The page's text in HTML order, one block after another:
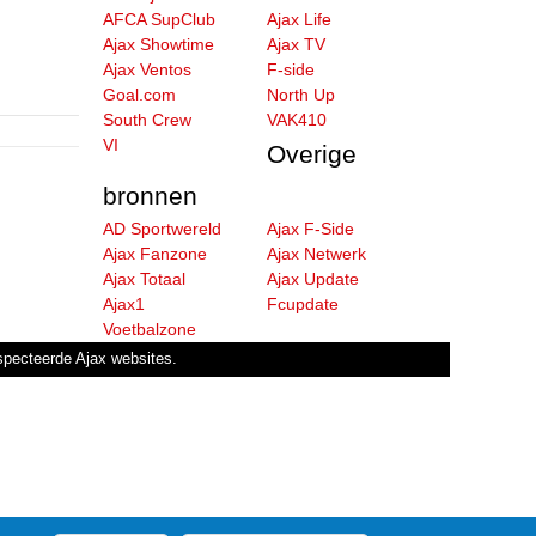
AFCA SupClub
Ajax Life
Ajax Showtime
Ajax TV
Ajax Ventos
F-side
Goal.com
North Up
South Crew
VAK410
VI
Overige
bronnen
AD Sportwereld
Ajax F-Side
Ajax Fanzone
Ajax Netwerk
Ajax Totaal
Ajax Update
Ajax1
Fcupdate
Voetbalzone
Ajax websites.